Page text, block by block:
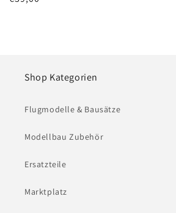
Shop Kategorien
Flugmodelle & Bausätze
Modellbau Zubehör
Ersatzteile
Marktplatz